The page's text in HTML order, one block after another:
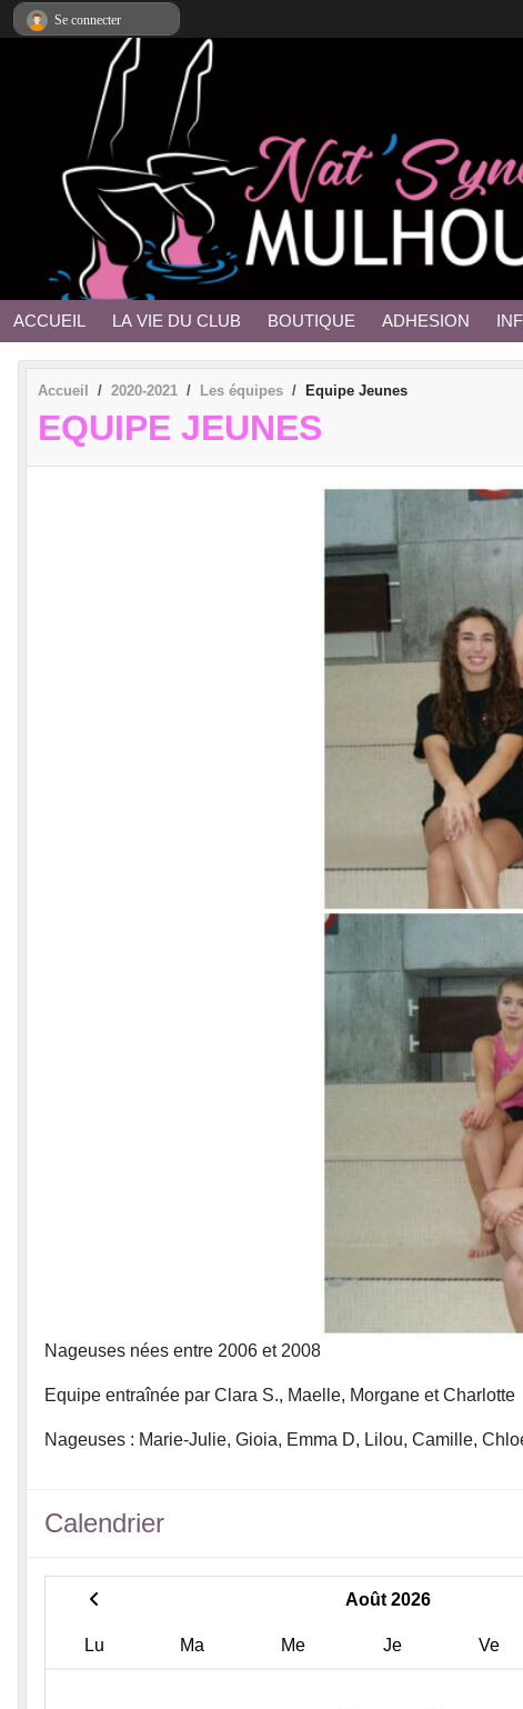
ACCUEIL LA VIE DU CLUB BOUTIQUE ADHESION
Accueil 2020-2021 Les équipes Equipe Jeunes
EQUIPE JEUNES
Nageuses nées entre 2006 et 2008
Equipe entraînée par Clara S., Maelle, Morgane et Charlotte
Nageuses : Marie-Julie, Gioia, Emma D, Lilou, Camille,
Calendrier
Août 2026
Lu Ma Me Je Ve
Se connecter
Panneau de gestion des cookies